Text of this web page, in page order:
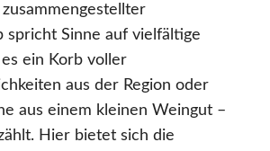
spricht Sinne auf vielfältige
ein Korb voller
aus der Region oder
aus einem kleinen Weingut –
Hier bietet sich die